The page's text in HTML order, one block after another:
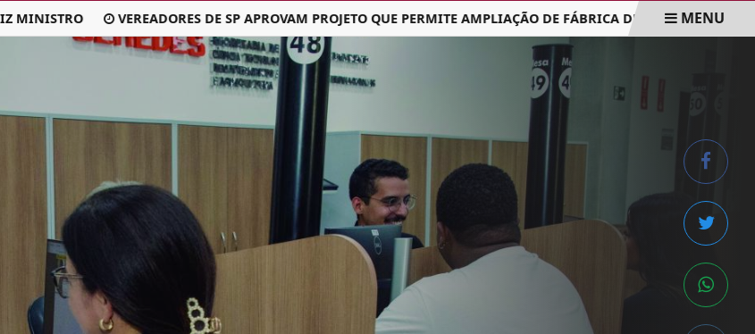
VEREADORES DE SP APROVAM PROJETO QUE PERMITE AMPLIAÇÃO DE FÁBRICA DE VACINAS DOMENU